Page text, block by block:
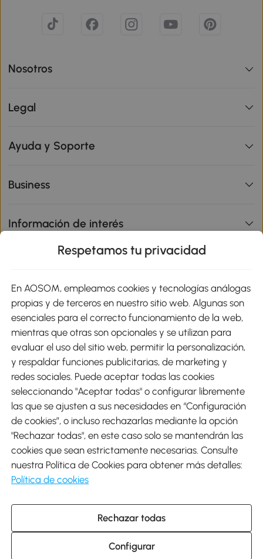
Nosotros
Legal
Ayuda y Soporte
Business
Información de interés
Métodos de Pago
Envíos
Descargar Aosom App
Google Play
931 29 45 12 (L-V de 8:30 a 17:30h)
atencioncliente@aosom.es
C/ Roc Gros, nº 15. 08550 Els Hostalets de Balenyà (Barcelona),
Respetamos tu privacidad
En AOSOM, empleamos cookies y tecnologías análogas
propias y de terceros en nuestro sitio web. Algunas son
esenciales para el correcto funcionamiento de la web,
mientras que otras son opcionales y se utilizan para
evaluar el uso del sitio web, permitir la personalización,
y respaldar funciones publicitarias, de marketing y
redes sociales. Puede aceptar todas las cookies
seleccionando "Aceptar todas" o configurar libremente
las que se ajusten a sus necesidades en “Configuración
de cookies”, o incluso rechazarlas mediante la opción
"Rechazar todas", en este caso solo se mantendrán las
cookies que sean estrictamente necesarias. Consulte
nuestra Política de Cookies para obtener más detalles:
Política de cookies
Rechazar todas
Configurar